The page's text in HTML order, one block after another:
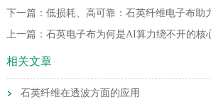
下一篇： 低损耗、高可靠：石英纤维电子布助
上一篇： 石英电子布为何是AI算力绕不开的核
相关文章
石英纤维在透波方面的应用